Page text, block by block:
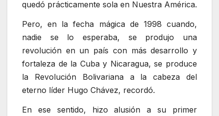
quedó prácticamente sola en Nuestra América.
Pero, en la fecha mágica de 1998 cuando,
nadie se lo esperaba, se produjo una
revolución en un país con más desarrollo y
fortaleza de la Cuba y Nicaragua, se produce
la Revolución Bolivariana a la cabeza del
eterno líder Hugo Chávez, recordó.
En ese sentido, hizo alusión a su primer